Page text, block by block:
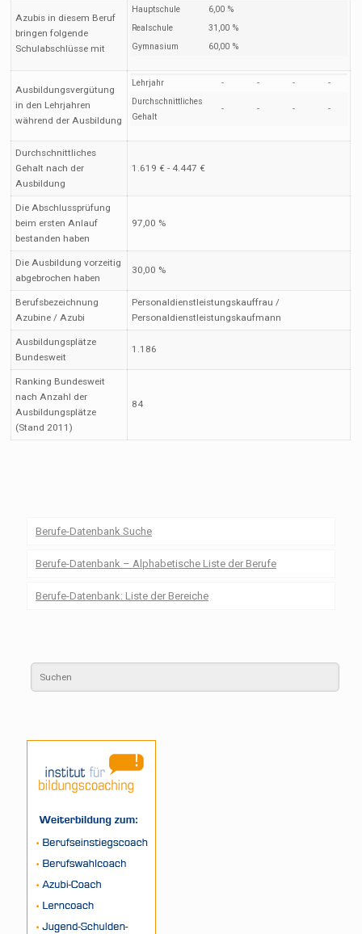
Azubis in diesem Beruf
bringen folgende
Schulabschlüsse mit
Hauptschule
6,00 %
Realschule
31,00 %
Gymnasium
60,00 %
Ausbildungsvergütung
in den Lehrjahren
während der Ausbildung
Lehrjahr - - -
-
Durchschnittliches
Gehalt
- - - -
Durchschnittliches
Gehalt nach der
Ausbildung
1.619 € - 4.447 €
Die Abschlussprüfung
beim ersten Anlauf
bestanden haben
97,00 %
Die Ausbildung vorzeitig
abgebrochen haben
30,00 %
Berufsbezeichnung
Azubine / Azubi
Personaldienstleistungskauffrau /
Personaldienstleistungskaufmann
Ausbildungsplätze
Bundesweit
1.186
Ranking Bundesweit
nach Anzahl der
Ausbildungsplätze
(Stand 2011)
84
Berufe-Datenbank Suche
Berufe-Datenbank – Alphabetische Liste der Berufe
Berufe-Datenbank: Liste der Bereiche